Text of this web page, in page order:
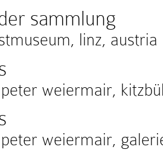
sammlung
linz, austria
weiermair,
weiermair,